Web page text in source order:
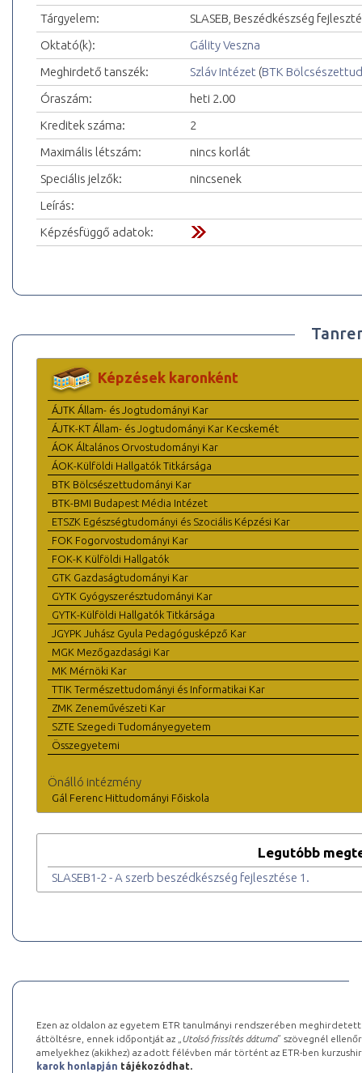
Tárgyelem:
SLASEB, Beszédkészség
Oktató(k):
Gálity Veszna
Meghirdető tanszék:
Szláv Intézet (BTK
Óraszám:
heti 2.00
Kreditek száma:
2
Maximális létszám:
nincs korlát
Speciális jelzők:
nincsenek
Leírás:
Képzésfüggő adatok:
Képzések karonként
ÁJTK Állam- és Jogtudományi Kar
ÁJTK-KT Állam- és Jogtudományi Kar Kecskemét
ÁOK Általános Orvostudományi Kar
ÁOK-Külföldi Hallgatók Titkársága
BTK Bölcsészettudományi Kar
BTK-BMI Budapest Média Intézet
ETSZK Egészségtudományi és Szociális Képzési Kar
FOK Fogorvostudományi Kar
FOK-K Külföldi Hallgatók
GTK Gazdaságtudományi Kar
GYTK Gyógyszerésztudományi Kar
GYTK-Külföldi Hallgatók Titkársága
JGYPK Juhász Gyula Pedagógusképző Kar
MGK Mezőgazdasági Kar
MK Mérnöki Kar
TTIK Természettudományi és Informatikai Kar
ZMK Zeneművészeti Kar
SZTE Szegedi Tudományegyetem
Összegyetemi
Önálló intézmény
Gál Ferenc Hittudományi Főiskola
Legutóbb
SLASEB1-2 - A szerb beszédkészség fejlesztése 1.
Ezen az oldalon az egyetem ETR tanulmányi rendszerében
áttöltésre, ennek időpontját az „ Utolsó frissítés dátuma” szövegnél
amelyekhez (akikhez) az adott félévben már történt az ETR-ben
karok honlapján tájékozódhat.